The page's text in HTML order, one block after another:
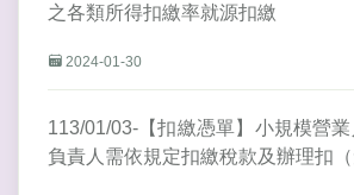
之各類所得扣繳率就源扣繳
2024-01-30
113/01/03-【扣繳憑單】小規模營業
負責人需依規定扣繳稅款及辦理扣